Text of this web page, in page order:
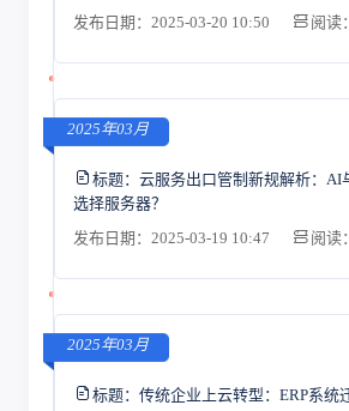
发布日期：2025-03-20 10:50
阅读
2025年03月
标题： 云服务出口管制新规解析：AI
选择服务器？
发布日期：2025-03-19 10:47
阅读
2025年03月
标题： 传统企业上云转型：ERP系统